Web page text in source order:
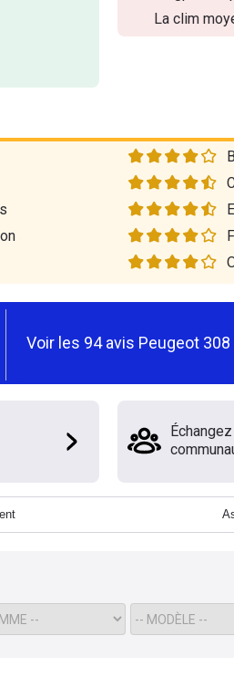
La clim
Voir les 94avis Peugeot 308